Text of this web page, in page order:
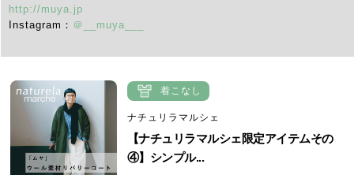
http://muya.jp
Instagram： ＠__muya___
着こなし
ナチュリラマルシェ
【ナチュリラマルシェ限定アイテムその
④】シンプル...